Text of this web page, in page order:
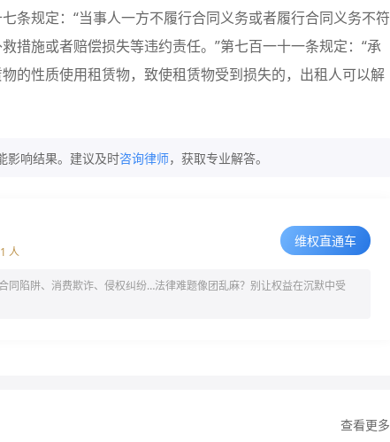
条规定：“当事人一方不履行合同义务或者履行合同义务不符
措施或者赔偿损失等违约责任。”第七百一十一条规定：“承
的性质使用租赁物，致使租赁物受到损失的，出租人可以解
影响结果。建议及时咨询律师，获取专业解答。
人
维权直通车
同陷阱、消费欺诈、侵权纠纷…法律难题像团乱麻？别让权益在沉默中受
查看更多